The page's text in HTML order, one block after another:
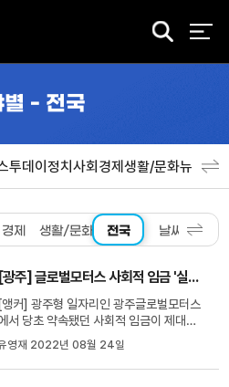
검
별 - 전국
투데이정치사회경제생활/문화뉴스특
경제 생활/문화 전국 날씨
[광주] 글로벌모터스 사회적 임금 '실망'..노동자 불만 고조
[앵커] 광주형 일자리인 광주글로벌모터스
서 당초 약속됐던 사회적 임금이 제대로
지원되지 않으면서 노동자들의 실망이 이
어지고 있습니다. 광주시가 주거 지원비 인
등 보완책을 마련하긴 했지만 여전히 갈
영재 2022년 08월 24일